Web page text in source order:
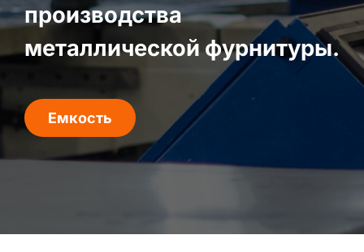
производства
металлической фурнитуры.
Емкость